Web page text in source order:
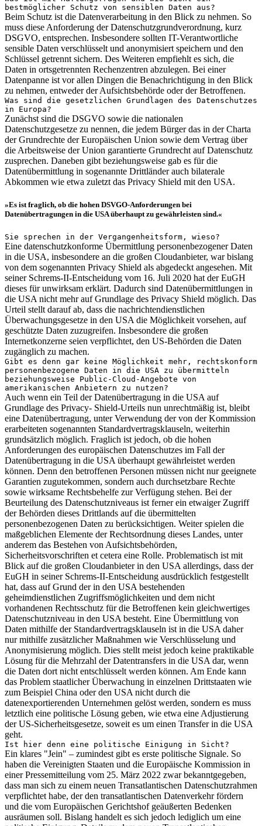
bestmöglicher Schutz von sensiblen Daten aus?
Beim Schutz ist die Datenverarbeitung in den Blick zu nehmen. So
muss diese Anforderung der Datenschutzgrundverordnung, kurz
DSGVO, entsprechen. Insbesondere sollten IT-Verantwortliche
sensible Daten verschlüsselt und anonymisiert speichern und den
Schlüssel getrennt sichern. Des Weiteren empfiehlt es sich, die
Daten in ortsgetrennten Rechenzentren abzulegen. Bei einer
Datenpanne ist vor allen Dingen die Benachrichtigung in den Blick
zu nehmen, entweder der Aufsichtsbehörde oder der Betroffenen.
Was sind die gesetzlichen Grundlagen des Datenschutzes
in Europa?
Zunächst sind die DSGVO sowie die nationalen
Datenschutzgesetze zu nennen, die jedem Bürger das in der Charta
der Grundrechte der Europäischen Union sowie dem Vertrag über
die Arbeitsweise der Union garantierte Grundrecht auf Datenschutz
zusprechen. Daneben gibt beziehungsweise gab es für die
Datenübermittlung in sogenannte Drittländer auch bilaterale
Abkommen wie etwa zuletzt das Privacy Shield mit den USA.
»Es ist fraglich, ob die hohen DSVGO-Anforderungen bei
Datenübertragungen in die USA überhaupt zu gewährleisten sind.«
Sie sprechen in der Vergangenheitsform, wieso?
Eine datenschutzkonforme Übermittlung personenbezogener Daten
in die USA, insbesondere an die großen Cloudanbieter, war bislang
von dem sogenannten Privacy Shield als abgedeckt angesehen. Mit
seiner Schrems-II-Entscheidung vom 16. Juli 2020 hat der EuGH
dieses für unwirksam erklärt. Dadurch sind Datenübermittlungen in
die USA nicht mehr auf Grundlage des Privacy Shield möglich. Das
Urteil stellt darauf ab, dass die nachrichtendienstlichen
Überwachungsgesetze in den USA die Möglichkeit vorsehen, auf
geschützte Daten zuzugreifen. Insbesondere die großen
Internetkonzerne seien verpflichtet, den US-Behörden die Daten
zugänglich zu machen.
Gibt es denn gar keine Möglichkeit mehr, rechtskonform
personenbezogene Daten in die USA zu übermitteln
beziehungsweise Public-Cloud-Angebote von
amerikanischen Anbietern zu nutzen?
Auch wenn ein Teil der Datenübertragung in die USA auf
Grundlage des Privacy- Shield-Urteils nun unrechtmäßig ist, bleibt
eine Datenübertragung, unter Verwendung der von der Kommission
erarbeiteten sogenannten Standardvertragsklauseln, weiterhin
grundsätzlich möglich. Fraglich ist jedoch, ob die hohen
Anforderungen des europäischen Datenschutzes im Fall der
Datenübertragung in die USA überhaupt gewährleistet werden
können. Denn den betroffenen Personen müssen nicht nur geeignete
Garantien zugutekommen, sondern auch durchsetzbare Rechte
sowie wirksame Rechtsbehelfe zur Verfügung stehen. Bei der
Beurteilung des Datenschutzniveaus ist ferner ein etwaiger Zugriff
der Behörden dieses Drittlands auf die übermittelten
personenbezogenen Daten zu berücksichtigen. Weiter spielen die
maßgeblichen Elemente der Rechtsordnung dieses Landes, unter
anderem das Bestehen von Aufsichtsbehörden,
Sicherheitsvorschriften et cetera eine Rolle. Problematisch ist mit
Blick auf die großen Cloudanbieter in den USA allerdings, dass der
EuGH in seiner Schrems-II-Entscheidung ausdrücklich festgestellt
hat, dass auf Grund der in den USA bestehenden
geheimdienstlichen Zugriffsmöglichkeiten und dem nicht
vorhandenen Rechtsschutz für die Betroffenen kein gleichwertiges
Datenschutzniveau in den USA besteht. Eine Übermittlung von
Daten mithilfe der Standardvertragsklauseln ist in die USA daher
nur mithilfe zusätzlicher Maßnahmen wie Verschlüsselung und
Anonymisierung möglich. Dies stellt meist jedoch keine praktikable
Lösung für die Mehrzahl der Datentransfers in die USA dar, wenn
die Daten dort nicht entschlüsselt werden können. Am Ende kann
das Problem staatlicher Überwachung in einzelnen Drittstaaten wie
zum Beispiel China oder den USA nicht durch die
datenexportierenden Unternehmen gelöst werden, sondern es muss
letztlich eine politische Lösung geben, wie etwa eine Adjustierung
der US-Sicherheitsgesetze, soweit es um einen Transfer in die USA
geht.
Ist hier denn eine politische Einigung in Sicht?
Ein klares "Jein" – zumindest gibt es erste politische Signale. So
haben die Vereinigten Staaten und die Europäische Kommission in
einer Pressemitteilung vom 25. März 2022 zwar bekanntgegeben,
dass man sich zu einem neuen Transatlantischen Datenschutzrahmen
verpflichtet habe, der den transatlantischen Datenverkehr fördern
und die vom Europäischen Gerichtshof geäußerten Bedenken
ausräumen soll. Bislang handelt es sich jedoch lediglich um eine